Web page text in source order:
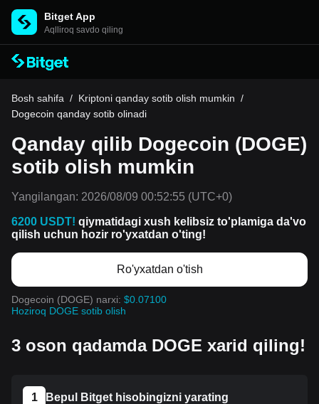
Bitget App
Aqlliroq savdo qiling
Bosh sahifa / Kriptoni qanday sotib olish mumkin /
Dogecoin qanday sotib olinadi
Qanday qilib Dogecoin (DOGE)
sotib olish mumkin
Yangilangan: 2026/08/09 00:52:55 (UTC+0)
6200 USDT! qiymatidagi xush kelibsiz to'plamiga da'vo
qilish uchun hozir ro'yxatdan o'ting!
Ro'yxatdan o'tish
Dogecoin (DOGE) narxi: $0.07100
Hoziroq DOGE sotib olish
3 oson qadamda DOGE xarid qiling!
1 Bepul Bitget hisobingizni yarating